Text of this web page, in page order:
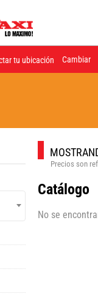
tu ubicación Cambiar
Precios son
Catálogo
No se